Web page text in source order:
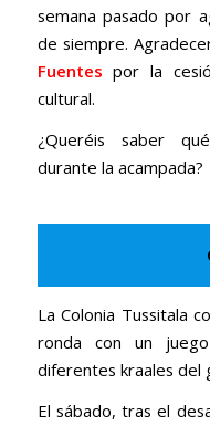
semana pasado por
de siempre.
Fuentes por la
cultural.
¿Queréis saber
durante la acampada?
La Colonia Tussitala
ronda con un
diferentes kraales del
El sábado, tras el